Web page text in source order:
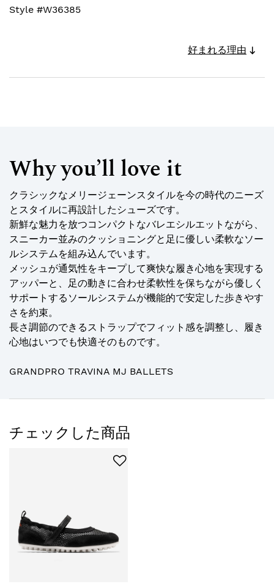
Style #W36385
好まれる理由
Why you’ll love it
クラシックなメリージェーンスタイルを今の時代のニーズ
とスタイルに再設計したシューズです。
新鮮な魅力を放つコンパクトなバレエシルエットながら、
スニーカー並みのクッショニングと足に優しい柔軟なソー
ルシステムを組み込んでいます。
メッシュが通気性をキープして爽快な履き心地を実現する
アッパーと、足の動きに合わせ柔軟性を保ちながら優しく
サポートするソールシステムが機能的で安定した歩きやす
さを約束。
長さ調節のできるストラップでフィット感を調整し、履き
心地はいつでも快適そのものです。
GRANDPRO TRAVINA MJ BALLETS
チェックした商品